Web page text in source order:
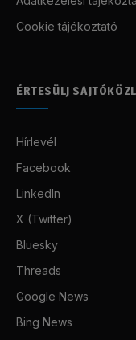
Cookie tájékoztató
ÉRTESÜLJ
Hírlevél
Facebook
LinkedIn
X (Twitter)
Bluesky
Threads
Google News
Bing News